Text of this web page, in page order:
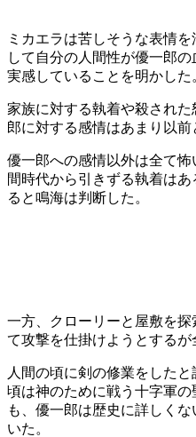
ミカエラは苦しそうな表情
して自分の人間性が優一郎
実感していることを明かした
家族に対する執着や殺され
郎に対する感情はあまり以前
優一郎への感情以外は全て
間時代から引きずる執着は
ると鳴海は判断した。
一方、クローリーと屋敷を
て攻撃を仕掛けようとするが
人間の頃に剣の修業をした
頃は神のために戦う十字軍
も、優一郎は歴史に詳しく
いた。